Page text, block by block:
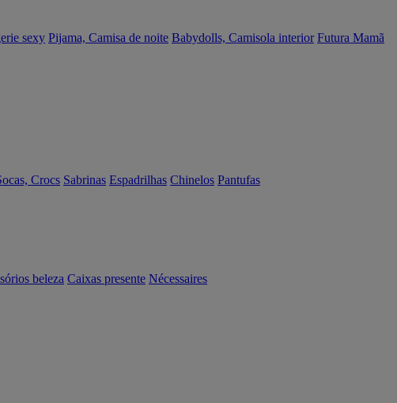
sexy Pijama, Camisa de noite Babydolls, Camisola interior Futura Mamã
Crocs Sabrinas Espadrilhas Chinelos Pantufas
beleza Caixas presente Nécessaires